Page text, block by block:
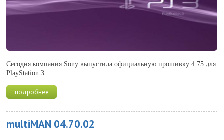
Сегодня компания Sony выпустила официальную прошивку 4.75 для
PlayStation 3.
подробнее
multiMAN 04.70.02